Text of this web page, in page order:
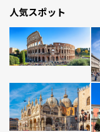
人気スポット